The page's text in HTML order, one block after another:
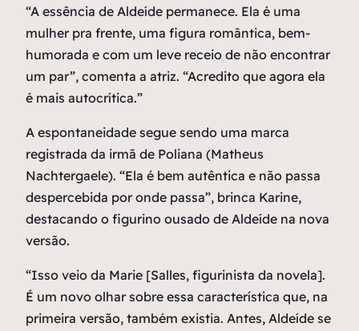
“A essência de Aldeíde permanece. Ela é uma
mulher pra frente, uma figura romântica, bem-
humorada e com um leve receio de não encontrar
um par”, comenta a atriz. “Acredito que agora ela
é mais autocrítica.”
A espontaneidade segue sendo uma marca
registrada da irmã de Poliana (Matheus
Nachtergaele). “Ela é bem autêntica e não passa
despercebida por onde passa”, brinca Karine,
destacando o figurino ousado de Aldeíde na nova
versão.
“Isso veio da Marie [Salles, figurinista da novela].
É um novo olhar sobre essa característica que, na
primeira versão, também existia. Antes, Aldeíde se